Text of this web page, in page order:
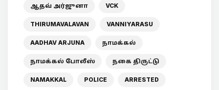
ஆதவ் அர்ஜுனா VCK
THIRUMAVALAVAN VANNIYARASU
AADHAV ARJUNA நாமக்கல்
நாமக்கல் போலீஸ் நகை திருட்டு
NAMAKKAL POLICE ARRESTED